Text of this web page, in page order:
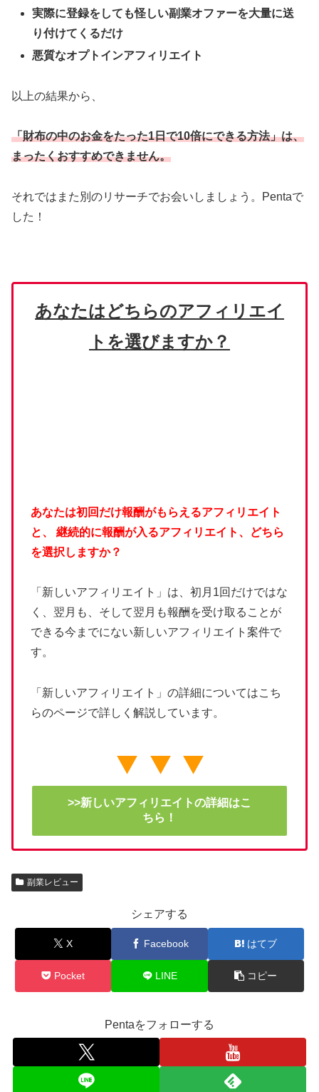
実際に登録をしても怪しい副業オファーを大量に送
り付けてくるだけ
悪質なオプトインアフィリエイト
以上の結果から、
「財布の中のお金をたった1日で10倍にできる方法」は、
まったくおすすめできません。
それではまた別のリサーチでお会いしましょう。Pentaで
した！
あなたはどちらのアフィリエイ
トを選びますか？
あなたは初回だけ報酬がもらえるアフィリエイト
と、
継続的に報酬が入るアフィリエイト、どちら
を選択しますか？
「新しいアフィリエイト」は、初月1回だけではな
く、翌月も、そして翌月も報酬を受け取ることが
できる今までにない新しいアフィリエイト案件で
す。
「新しいアフィリエイト」の詳細についてはこち
らのページで詳しく解説しています。
>>新しいアフィリエイトの詳細はこ
ちら！
副業レビュー
シェアする
X Facebook はてブ
Pocket LINE コピー
Pentaをフォローする